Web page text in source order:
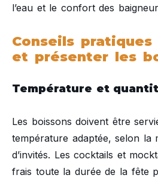
l’eau et le confort des
Conseils
et présenter les
Température et
Les boissons doivent être
température adaptée, selon la
d’invités. Les cocktails et
frais toute la durée de la fête